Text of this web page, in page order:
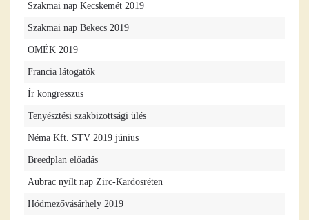
Szakmai nap Kecskemét 2019
Szakmai nap Bekecs 2019
OMÉK 2019
Francia látogatók
Ír kongresszus
Tenyésztési szakbizottsági ülés
Néma Kft. STV 2019 június
Breedplan előadás
Aubrac nyílt nap Zirc-Kardosréten
Hódmezővásárhely 2019